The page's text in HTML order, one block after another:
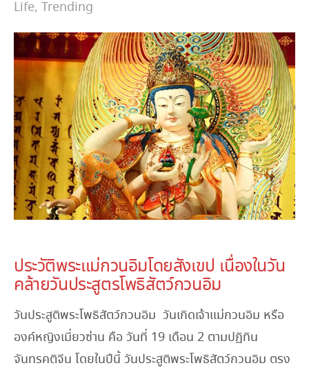
Life, Trending
ประวัติพระแม่กวนอิมโดยสังเขป เนื่องในวัน
คล้ายวันประสูตรโพธิสัตว์กวนอิม
วันประสูติพระโพธิสัตว์กวนอิม วันเกิดเจ้าแม่กวนอิม หรือ
องค์หญิงเมี่ยวซ่าน คือ วันที่ 19 เดือน 2 ตามปฏิทิน
จันทรคติจีน โดยในปีนี้ วันประสูติพระโพธิสัตว์กวนอิม ตรง